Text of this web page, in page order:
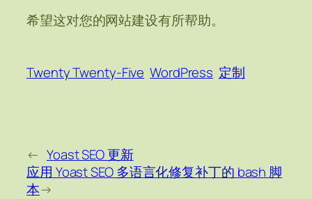
希望这对您的网站建设有所帮助。
Twenty Twenty-Five WordPress 定制
← Yoast SEO 更新
应用 Yoast SEO 多语言化修复补丁的 bash 脚
本→